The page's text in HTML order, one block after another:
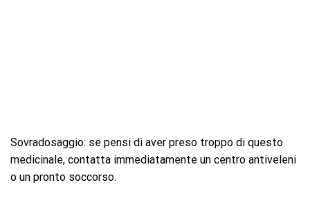
Sovradosaggio: se pensi di aver preso troppo di questo
medicinale, contatta immediatamente un centro antiveleni
o un pronto soccorso.